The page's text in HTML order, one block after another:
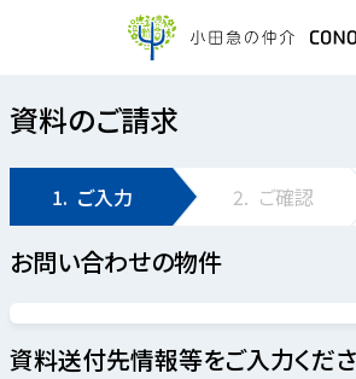
資料のご請求
1. ご入力 2. ご確認
お問い合わせの物件
資料送付先情報等をご入力くだ